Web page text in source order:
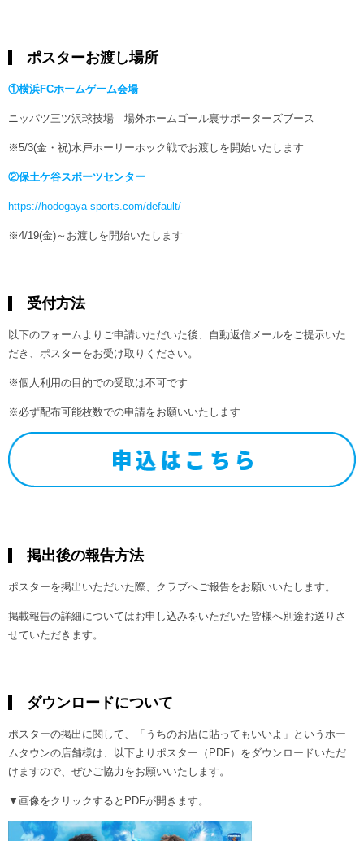
ポスターお渡し場所
①横浜FCホームゲーム会場
ニッパツ三ツ沢球技場 場外ホームゴール裏サポーターズブース
※5/3(金・祝)水戸ホーリーホック戦でお渡しを開始いたします
②保土ケ谷スポーツセンター
https://hodogaya-sports.com/default/
※4/19(金)～お渡しを開始いたします
受付方法
以下のフォームよりご申請いただいた後、自動返信メールをご提示いた
だき、ポスターをお受け取りください。
※個人利用の目的での受取は不可です
※必ず配布可能枚数での申請をお願いいたします
掲出後の報告方法
ポスターを掲出いただいた際、クラブへご報告をお願いいたします。
掲載報告の詳細についてはお申し込みをいただいた皆様へ別途お送りさ
せていただきます。
ダウンロードについて
ポスターの掲出に関して、「うちのお店に貼ってもいいよ」というホー
ムタウンの店舗様は、以下よりポスター（PDF）をダウンロードいただ
けますので、ぜひご協力をお願いいたします。
▼画像をクリックするとPDFが開きます。